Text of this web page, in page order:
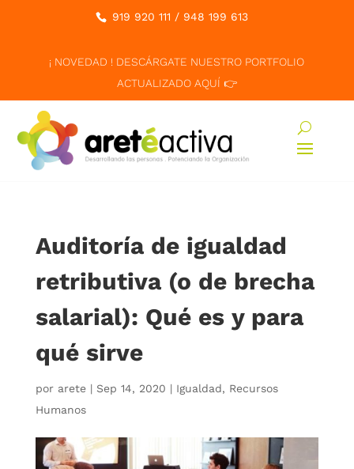
919 920 111 / 948 199 613
¡ NOVEDAD ! DESCÁRGATE NUESTRO PORTFOLIO
ACTUALIZADO AQUÍ 👉
Auditoría de igualdad
retributiva (o de brecha
salarial): Qué es y para
qué sirve
por arete| Sep 14, 2020 | Igualdad, Recursos
Humanos